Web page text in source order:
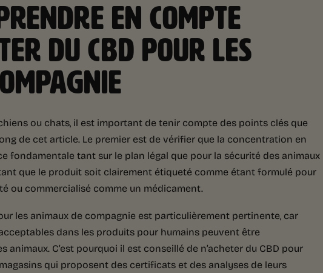
EN COMPTE
DU CBD POUR LES
ou chats, il est important de tenir compte des points clés que
de cet article. Le premier est de vérifier que la concentration en
fondamentale tant sur le plan légal que pour la sécurité des animaux
que le produit soit clairement étiqueté comme étant formulé pour
ou commercialisé comme un médicament.
les animaux de compagnie est particulièrement pertinente, car
dans les produits pour humains peuvent être
animaux. C’est pourquoi il est conseillé de n’acheter du CBD pour
qui proposent des certificats et des analyses de leurs